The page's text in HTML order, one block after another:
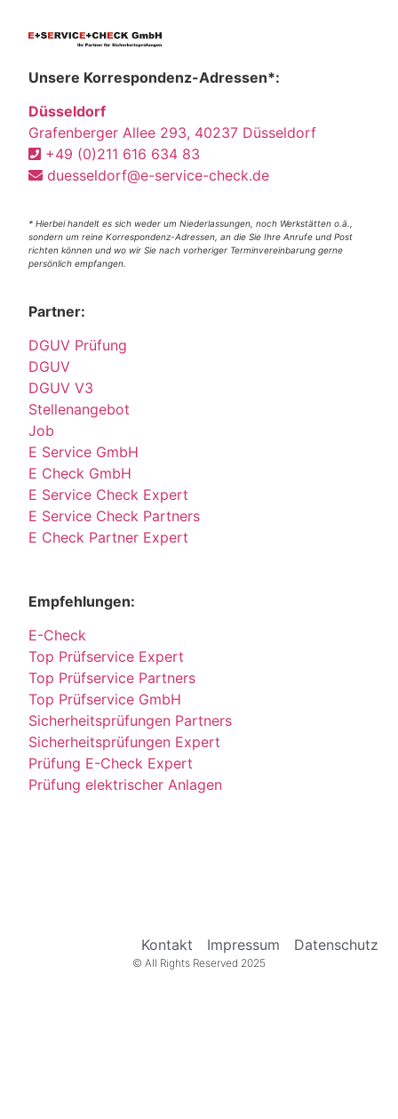
Unsere Korrespondenz-Adressen*:
Düsseldorf
Grafenberger Allee 293, 40237 Düsseldorf
+49 (0)211 616 634 83
duesseldorf@e-service-check.de
* Hierbei handelt es sich weder um Niederlassungen, noch Werkstätten o.ä.,
sondern um reine Korrespondenz-Adressen, an die Sie Ihre Anrufe und Post
richten können und wo wir Sie nach vorheriger Terminvereinbarung gerne
persönlich empfangen.
Partner:
DGUV Prüfung
DGUV
DGUV V3
Stellenangebot
Job
E Service GmbH
E Check GmbH
E Service Check Expert
E Service Check Partners
E Check Partner Expert
Empfehlungen:
E-Check
Top Prüfservice Expert
Top Prüfservice Partners
Top Prüfservice GmbH
Sicherheitsprüfungen Partners
Sicherheitsprüfungen Expert
Prüfung E-Check Expert
Prüfung elektrischer Anlagen
Kontakt Impressum Datenschutz
© All Rights Reserved 2025